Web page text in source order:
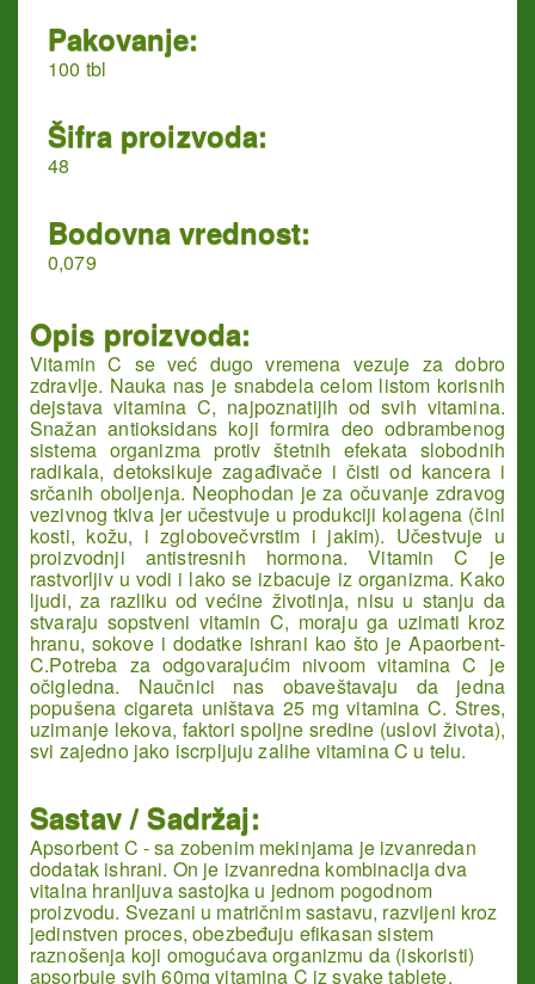
Pakovanje:
100 tbl
Šifra proizvoda:
48
Bodovna vrednost:
0,079
Opis proizvoda:
Vitamin C se već dugo vremena vezuje za dobro
zdravlje. Nauka nas je snabdela celom listom korisnih
dejstava vitamina C, najpoznatijih od svih vitamina.
Snažan antioksidans koji formira deo odbrambenog
sistema organizma protiv štetnih efekata slobodnih
radikala, detoksikuje zagađivače i čisti od kancera i
srčanih oboljenja. Neophodan je za očuvanje zdravog
vezivnog tkiva jer učestvuje u produkciji kolagena (čini
kosti, kožu, i zglobovečvrstim i jakim). Učestvuje u
proizvodnji antistresnih hormona. Vitamin C je
rastvorljiv u vodi i lako se izbacuje iz organizma. Kako
ljudi, za razliku od većine životinja, nisu u stanju da
stvaraju sopstveni vitamin C, moraju ga uzimati kroz
hranu, sokove i dodatke ishrani kao što je Apaorbent-
C.Potreba za odgovarajućim nivoom vitamina C je
očigledna. Naučnici nas obaveštavaju da jedna
popušena cigareta uništava 25 mg vitamina C. Stres,
uzimanje lekova, faktori spoljne sredine (uslovi života),
svi zajedno jako iscrpljuju zalihe vitamina C u telu.
Sastav / Sadržaj:
Apsorbent C - sa zobenim mekinjama je izvanredan
dodatak ishrani. On je izvanredna kombinacija dva
vitalna hranljuva sastojka u jednom pogodnom
proizvodu. Svezani u matričnim sastavu, razvijeni kroz
jedinstven proces, obezbeđuju efikasan sistem
raznošenja koji omogućava organizmu da (iskoristi)
apsorbuje svih 60mg vitamina C iz svake tablete.